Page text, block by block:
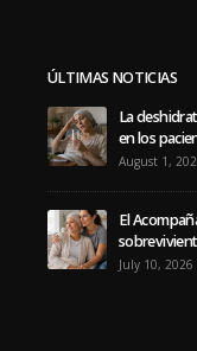
ÚLTIMAS NOTICIAS
La
en los
August 1,
El
July 10, 2026